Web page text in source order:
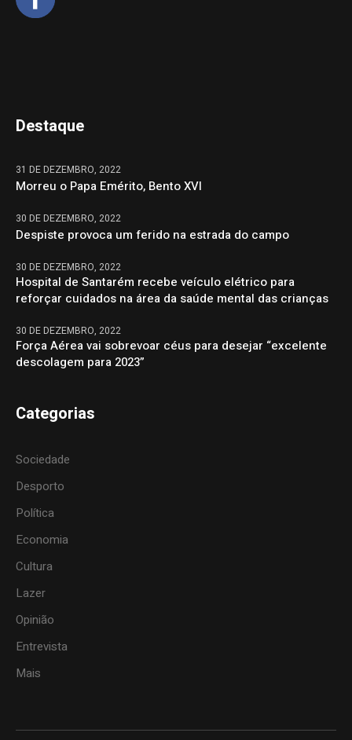
Destaque
31 DE DEZEMBRO, 2022
Morreu o Papa Emérito, Bento XVI
30 DE DEZEMBRO, 2022
Despiste provoca um ferido na estrada do campo
30 DE DEZEMBRO, 2022
Hospital de Santarém recebe veículo elétrico para
reforçar cuidados na área da saúde mental das crianças
30 DE DEZEMBRO, 2022
Força Aérea vai sobrevoar céus para desejar “excelente
descolagem para 2023”
Categorias
Sociedade
Desporto
Política
Economia
Cultura
Lazer
Opinião
Entrevista
Mais